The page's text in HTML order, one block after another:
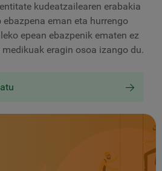
kudeatzailearen erabakia
eman eta hurrengo
epean ebazpenik ematen ez
eragin osoa izango du.